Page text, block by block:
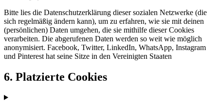
Bitte lies die Datenschutzerklärung dieser sozialen Netzwerke (die
sich regelmäßig ändern kann), um zu erfahren, wie sie mit deinen
(persönlichen) Daten umgehen, die sie mithilfe dieser Cookies
verarbeiten. Die abgerufenen Daten werden so weit wie möglich
anonymisiert. Facebook, Twitter, LinkedIn, WhatsApp, Instagram
und Pinterest hat seine Sitze in den Vereinigten Staaten
6. Platzierte Cookies